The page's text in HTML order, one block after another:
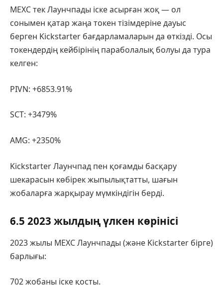
MEXC тек Лаунчпады іске асырған жоқ — ол
сонымен қатар жаңа токен тізімдеріне дауыс
берген Kickstarter бағдарламаларын да өткізді. Осы
токендердің кейбірінің параболалық болуы да тура
келген:
PIVN: +6853.91%
SCT: +3479%
AMG: +2350%
Kickstarter Лаунчпад пен қоғамды басқару
шекарасын көбірек жыпылықтатты, шағын
жобаларға жарқырау мүмкіндігін берді.
6.5 2023 жылдың үлкен көрінісі
2023 жылы MEXC Лаунчпады (және Kickstarter бірге)
барлығы:
702 жобаны іске қосты.